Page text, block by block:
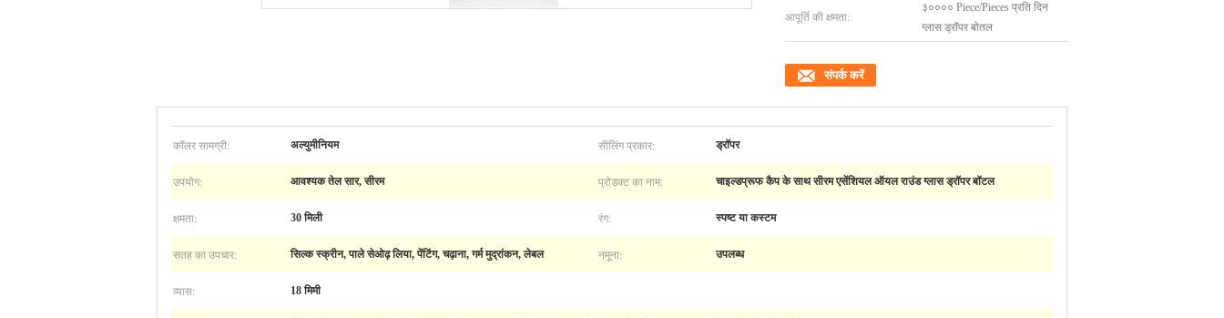
आपूर्ति की क्षमता:
३०००० Piece/Pieces प्रति दिन
ग्लास ड्रॉपर बोतल
संपर्क करें
कॉलर सामग्री: अल्युमीनियम सीलिंग प्रकार: ड्रॉपर
उपयोग: आवश्यक तेल सार, सीरम प्रोडक्ट का नाम: चाइल्डप्रूफ कैप के साथ सीरम एसेंशियल ऑयल राउंड ग्लास ड्रॉपर बॉटल
क्षमता: 30 मिली रंग: स्पष्ट या कस्टम
सतह का उपचार: सिल्क स्क्रीन, पाले सेओढ़ लिया, पेंटिंग, चढ़ाना, गर्म मुद्रांकन, लेबल नमूना: उपलब्ध
व्यास: 18 मिमी